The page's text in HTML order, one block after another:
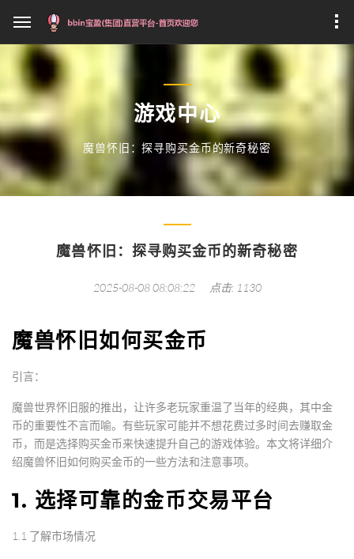
游戏中心
魔兽怀旧：探寻购买金币的新奇秘密
魔兽怀旧：探寻购买金币的新奇秘密
2025-08-08 08:08:22 点击: 1130
魔兽怀旧如何买金币
引言：
魔兽世界怀旧服的推出，让许多老玩家重温了当年的经典，其中金
币的重要性不言而喻。有些玩家可能并不想花费过多时间去赚取金
币，而是选择购买金币来快速提升自己的游戏体验。本文将详细介
绍魔兽怀旧如何购买金币的一些方法和注意事项。
1. 选择可靠的金币交易平台
1.1 了解市场情况